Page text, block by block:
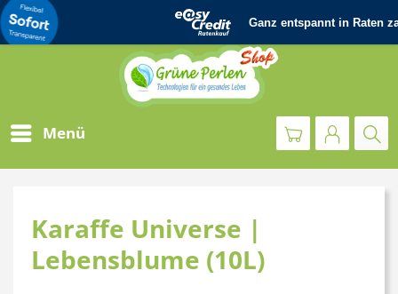
Menü
Karaffe Universe |
Lebensblume (10L)